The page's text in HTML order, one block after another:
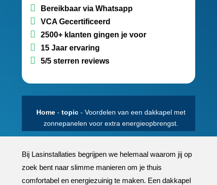
Bereikbaar via Whatsapp
VCA Gecertificeerd
2500+ klanten gingen je voor
15 Jaar ervaring
5/5 sterren reviews
Home- topic- Voordelen van een dakkapel met
zonnepanelen voor extra energieopbrengst.​
Bij Lasinstallaties begrijpen we helemaal waarom jij op
zoek bent naar slimme manieren om je thuis
comfortabel en energiezuinig te maken.​ Een dakkapel